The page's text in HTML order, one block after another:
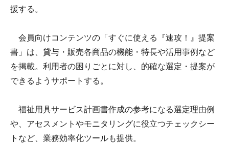
援する。
会員向けコンテンツの「すぐに使える『速攻！』提案
書」は、貸与・販売各商品の機能・特長や活用事例など
を掲載。利用者の困りごとに対し、的確な選定・提案が
できるようサポートする。
福祉用具サービス計画書作成の参考になる選定理由例
や、アセスメントやモニタリングに役立つチェックシー
トなど、業務効率化ツールも提供。